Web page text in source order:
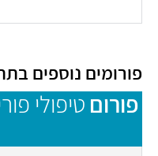
פורומים נוספים
פורום טיפולי